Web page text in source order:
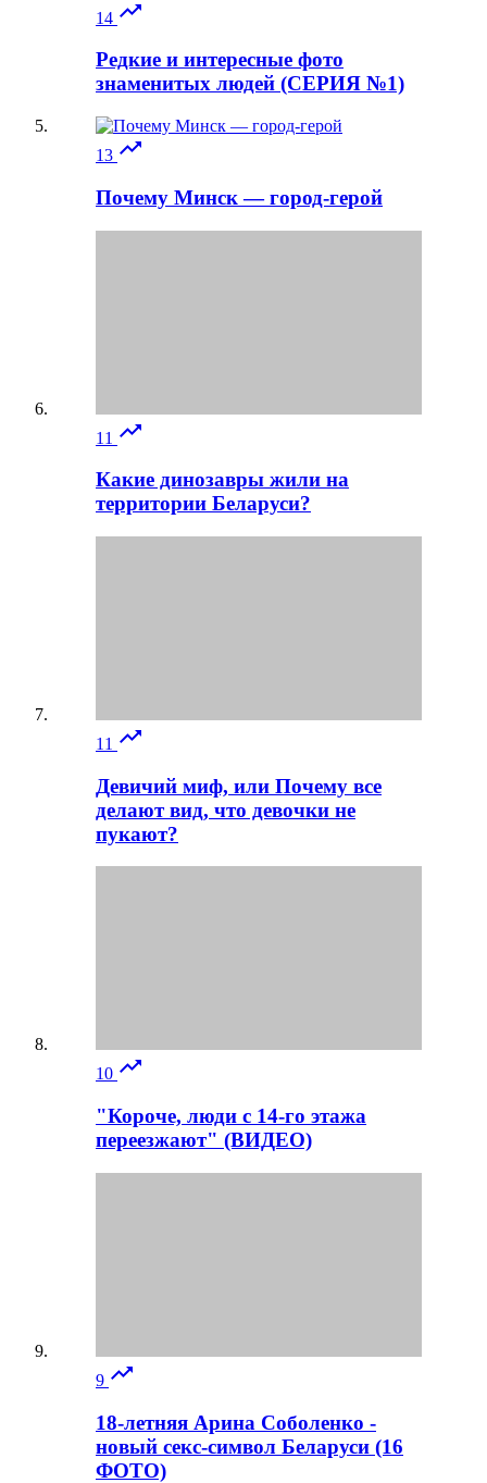
14 
Редкие и интересные фото
знаменитых людей (СЕРИЯ №1)
13 
Почему Минск — город-герой
11 
Какие динозавры жили на
территории Беларуси?
11 
Девичий миф, или Почему все
делают вид, что девочки не
пукают?
10 
"Короче, люди с 14-го этажа
переезжают" (ВИДЕО)
9 
18-летняя Арина Соболенко -
новый секс-символ Беларуси (16
ФОТО)